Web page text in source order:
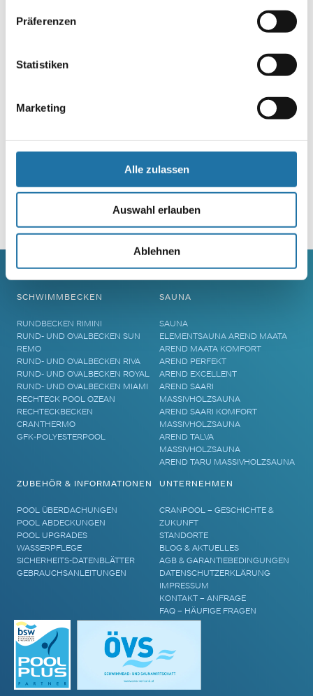
Präferenzen
Statistiken
Marketing
Alle zulassen
Auswahl erlauben
Ablehnen
SCHWIMMBECKEN
RUNDBECKEN RIMINI
RUND- UND OVALBECKEN SUN
REMO
RUND- UND OVALBECKEN RIVA
RUND- UND OVALBECKEN ROYAL
RUND- UND OVALBECKEN MIAMI
RECHTECK POOL OZEAN
RECHTECKBECKEN
CRANTHERMO
GFK-POLYESTERPOOL
SAUNA
SAUNA
ELEMENTSAUNA AREND MAATA
AREND MAATA KOMFORT
AREND PERFEKT
AREND EXCELLENT
AREND SAARI
MASSIVHOLZSAUNA
AREND SAARI KOMFORT
MASSIVHOLZSAUNA
AREND TALVA
MASSIVHOLZSAUNA
AREND TARU MASSIVHOLZSAUNA
ZUBEHÖR & INFORMATIONEN
POOL ÜBERDACHUNGEN
POOL ABDECKUNGEN
POOL UPGRADES
WASSERPFLEGE
SICHERHEITS-DATENBLÄTTER
GEBRAUCHSANLEITUNGEN
UNTERNEHMEN
CRANPOOL – GESCHICHTE &
ZUKUNFT
STANDORTE
BLOG & AKTUELLES
AGB & GARANTIEBEDINGUNGEN
DATENSCHUTZERKLÄRUNG
IMPRESSUM
KONTAKT – ANFRAGE
FAQ – HÄUFIGE FRAGEN